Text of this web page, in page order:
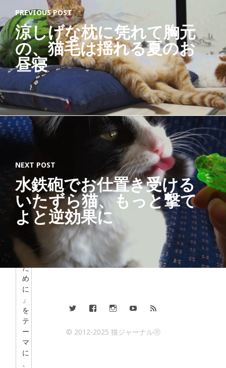
ャ
ー
ナ
リ
ス
ト
「
べ
て
の
猫
と
、
を
す
る
す
べ
て
人
た
め
に
」
を
テ
ー
マ
に
、
PREVIOUS POST
涼しげな枕に凭れて胸元
の、猫毛は揺れる夏のお
昼寝
NEXT POST
水鉄砲でお仕置き受ける
いたずら猫、もっと撃て
よと逆効果に
© 2012-2025 猫ジャーナルⓇ